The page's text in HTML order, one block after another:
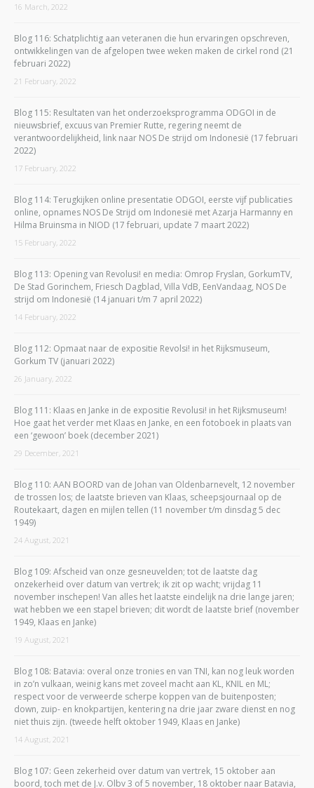
16 March, 2022
Blog 116: Schatplichtig aan veteranen die hun ervaringen opschreven,
ontwikkelingen van de afgelopen twee weken maken de cirkel rond (21
februari 2022)
21 February, 2022
Blog 115: Resultaten van het onderzoeksprogramma ODGOI in de
nieuwsbrief, excuus van Premier Rutte, regering neemt de
verantwoordelijkheid, link naar NOS De strijd om Indonesië (17 februari
2022)
17 February, 2022
Blog 114: Terugkijken online presentatie ODGOI, eerste vijf publicaties
online, opnames NOS De Strijd om Indonesië met Azarja Harmanny en
Hilma Bruinsma in NIOD (17 februari, update 7 maart 2022)
15 February, 2022
Blog 113: Opening van Revolusi! en media: Omrop Fryslan, GorkumTV,
De Stad Gorinchem, Friesch Dagblad, Villa VdB, EenVandaag, NOS De
strijd om Indonesië (14 januari t/m 7 april 2022)
14 February, 2022
Blog 112: Opmaat naar de expositie Revolsi! in het Rijksmuseum,
Gorkum TV (januari 2022)
26 January, 2022
Blog 111: Klaas en Janke in de expositie Revolusi! in het Rijksmuseum!
Hoe gaat het verder met Klaas en Janke, en een fotoboek in plaats van
een ‘gewoon’ boek (december 2021)
29 December, 2021
Blog 110: AAN BOORD van de Johan van Oldenbarnevelt, 12 november
de trossen los; de laatste brieven van Klaas, scheepsjournaal op de
Routekaart, dagen en mijlen tellen (11 november t/m dinsdag 5 dec
1949)
24 August, 2021
Blog 109: Afscheid van onze gesneuvelden; tot de laatste dag
onzekerheid over datum van vertrek; ik zit op wacht; vrijdag 11
november inschepen! Van alles het laatste eindelijk na drie lange jaren;
wat hebben we een stapel brieven; dit wordt de laatste brief (november
1949, Klaas en Janke)
19 August, 2021
Blog 108: Batavia: overal onze tronies en van TNI, kan nog leuk worden
in zo’n vulkaan, weinig kans met zoveel macht aan KL, KNIL en ML;
respect voor de verweerde scherpe koppen van de buitenposten;
down, zuip- en knokpartijen, kentering na drie jaar zware dienst en nog
niet thuis zijn. (tweede helft oktober 1949, Klaas en Janke)
14 August, 2021
Blog 107: Geen zekerheid over datum van vertrek, 15 oktober aan
boord, toch met de J.v. Olbv 3 of 5 november, 18 oktober naar Batavia,